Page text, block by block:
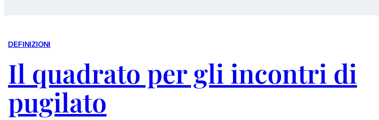
DEFINIZIONI
Il quadrato per gli incontri di
pugilato